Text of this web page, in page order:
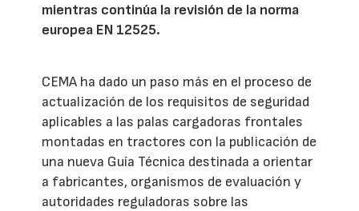
mientras continúa la revisión de la norma
europea EN 12525.
CEMA ha dado un paso más en el proceso de
actualización de los requisitos de seguridad
aplicables a las palas cargadoras frontales
montadas en tractores con la publicación de
una nueva Guía Técnica destinada a orientar
a fabricantes, organismos de evaluación y
autoridades reguladoras sobre las